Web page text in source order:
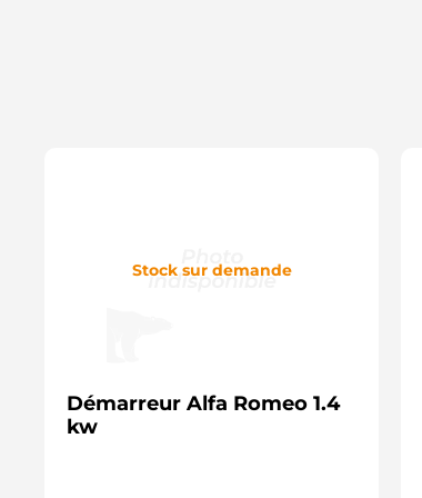
Stock sur demande
Démarreur Alfa Romeo 1.4
kw